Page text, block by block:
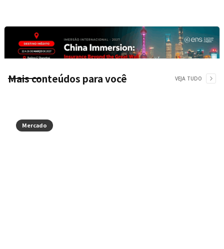
Mais conteúdos para você VEJA TUDO
Mercado